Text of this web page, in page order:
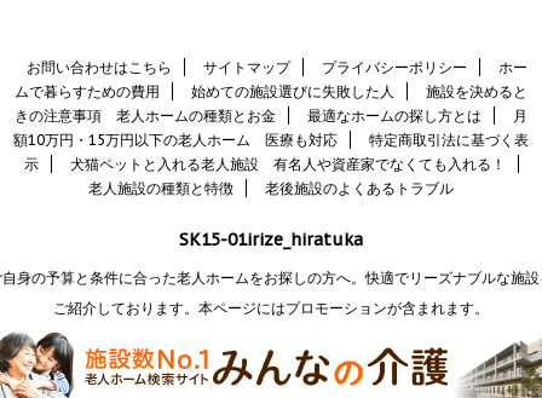
お問い合わせはこちら サイトマップ プライバシーポリシー
ホー
ムで暮らすための費用
始めての施設選びに失敗した人
施設を決めると
きの注意事項 老人ホームの種類とお金
最適なホームの探し方とは
月
額10万円・15万円以下の老人ホーム 医療も対応
特定商取引法に基づく表
示
犬猫ペットと入れる老人施設 有名人や資産家でなくても入れる！
老人施設の種類と特徴
老後施設のよくあるトラブル
SK15-01irize_hiratuka
身の予算と条件に合った老人ホームをお探しの方へ。快適でリーズナブルな施
ご紹介しております。本ページにはプロモーションが含まれます。